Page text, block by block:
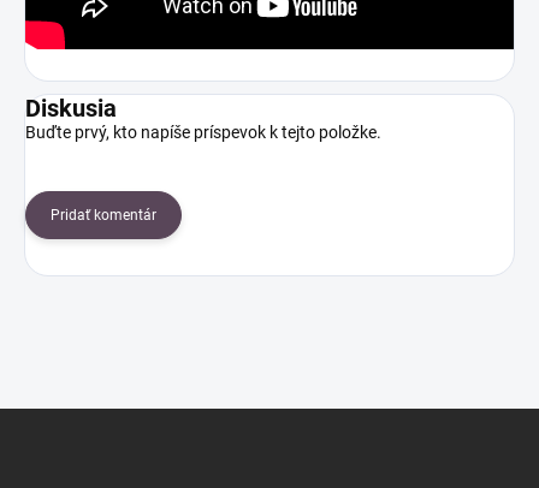
Diskusia
Buďte prvý, kto napíše príspevok k tejto položke.
Pridať komentár